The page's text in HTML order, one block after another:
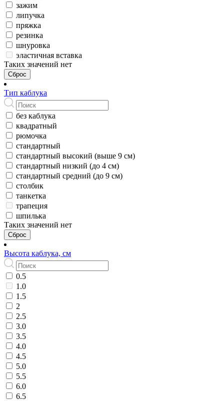
зажим
липучка
пряжка
резинка
шнуровка
эластичная вставка
Таких значений нет
Сброс
Тип каблука
без каблука
квадратный
рюмочка
стандартный
стандартный высокий (выше 9 см)
стандартный низкий (до 4 см)
стандартный средний (до 9 см)
столбик
танкетка
трапеция
шпилька
Таких значений нет
Сброс
Высота каблука, см
0.5
1.0
1.5
2
2.5
3.0
3.5
4.0
4.5
5.0
5.5
6.0
6.5